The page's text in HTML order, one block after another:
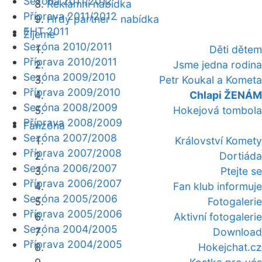
Reklamní nabídka
Hrdý partner - nabídka
Žijeme
Děti dětem
Jsme jedna rodina
Petr Koukal a Kometa
Chlapi ŽENÁM
Hokejová tombola
Fanzóna
Království Komety
Dortiáda
Ptejte se
Fan klub informuje
Fotogalerie
Aktivní fotogalerie
Download
Hokejchat.cz
Příprava 2011/2012
EHT 2011
Sezóna 2010/2011
Příprava 2010/2011
Sezóna 2009/2010
Příprava 2009/2010
Sezóna 2008/2009
Příprava 2008/2009
Sezóna 2007/2008
Příprava 2007/2008
Sezóna 2006/2007
Příprava 2006/2007
Sezóna 2005/2006
Příprava 2005/2006
Sezóna 2004/2005
Příprava 2004/2005